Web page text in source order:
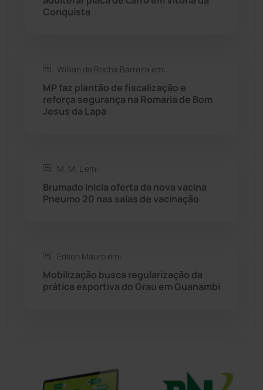
Rio do Pires
Seabra
Sebastião Laranjeiras
Sudoeste Baiano
Tanhaçu
Conquista
Willian da Rocha Barreira em:
MP faz plantão de fiscalização e
reforça segurança na Romaria de Bom
Jesus da Lapa
M. M. L em:
Brumado inicia oferta da nova vacina
Pneumo 20 nas salas de vacinação
Edson Mauro em:
Mobilização busca regularização da
prática esportiva do Grau em Guanambi